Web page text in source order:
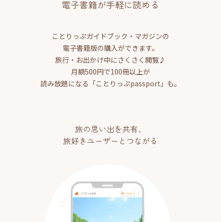
電子書籍が手軽に読める
ことりっぷガイドブック・マガジンの
電子書籍版の購入ができます。
旅行・お出かけ中にさくさく閲覧♪
月額500円で100冊以上が
読み放題になる「ことりっぷpassport」も。
旅の思い出を共有、
旅好きユーザーとつながる